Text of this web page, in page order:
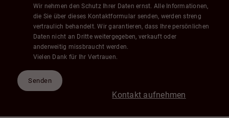
Kontakt aufnehmen
Wir nehmen den Schutz Ihrer Daten ernst. Alle Informationen,
die Sie über dieses Kontaktformular senden, werden streng
vertraulich behandelt. Wir garantieren, dass Ihre persönlichen
Daten nicht an Dritte weitergegeben, verkauft oder
anderweitig missbraucht werden.
Vielen Dank für Ihr Vertrauen.
Senden